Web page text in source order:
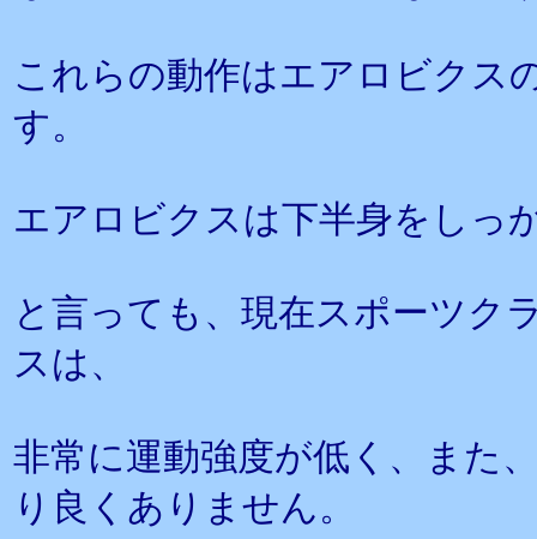
これらの動作はエアロビクス
す。
エアロビクスは下半身をしっ
と言っても、現在スポーツク
スは、
非常に運動強度が低く、また
り良くありません。